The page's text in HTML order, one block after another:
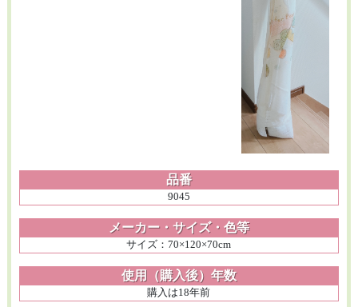
品番
9045
メーカー・サイズ・色等
サイズ：70×120×70cm
使用（購入後）年数
購入は18年前